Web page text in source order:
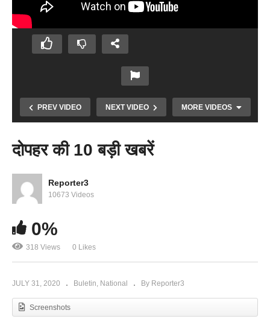
PREV VIDEO NEXT VIDEO MORE VIDEOS
दोपहर की 10 बड़ी खबरें
Reporter3
10673 Videos
0%
318 Views 0 Likes
JULY 31, 2020 Buletin National By Reporter3
Screenshots